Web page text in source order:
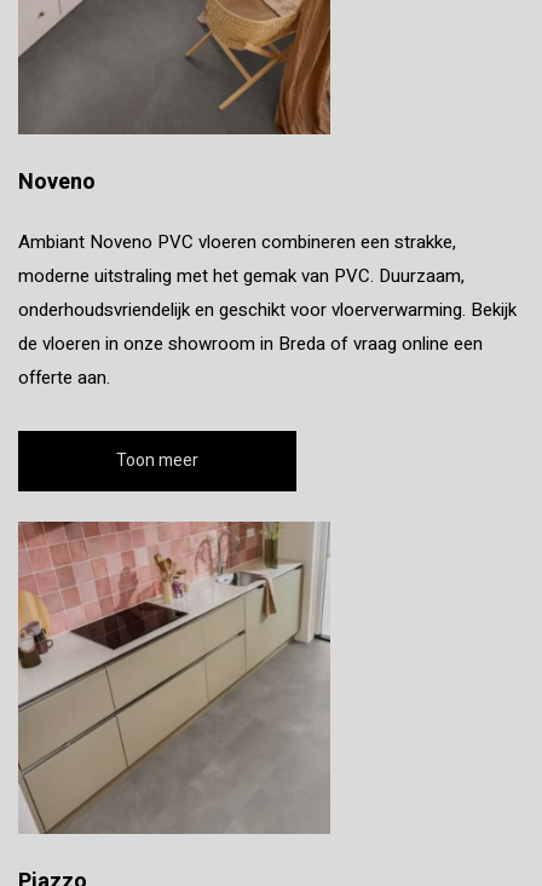
Noveno
Ambiant Noveno PVC vloeren combineren een strakke,
moderne uitstraling met het gemak van PVC. Duurzaam,
onderhoudsvriendelijk en geschikt voor vloerverwarming. Bekijk
de vloeren in onze showroom in Breda of vraag online een
offerte aan.
Toon meer